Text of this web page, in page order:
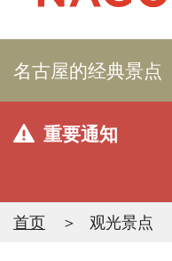
名古屋的经典景点
重要通知
首页 观光景点